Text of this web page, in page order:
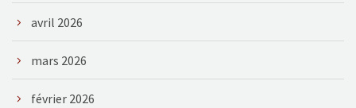
avril 2026
mars 2026
février 2026